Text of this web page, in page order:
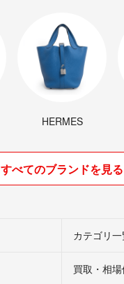
HERMES
すべてのブランドを見る
カテゴリ
買取・相